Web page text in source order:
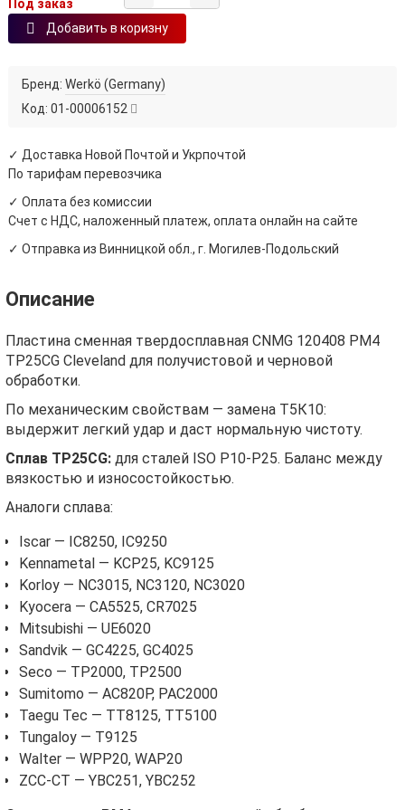
Под заказ
Добавить в коризну
Бренд: Werkö (Germany)
Код: 01-00006152
✓ Доставка Новой Почтой и Укрпочтой
По тарифам перевозчика
✓ Оплата без комиссии
Счет с НДС, наложенный платеж, оплата онлайн на сайте
✓ Отправка из Винницкой обл., г. Могилев-Подольский
Описание
Пластина сменная твердосплавная CNMG 120408 PM4
TP25CG Cleveland для получистовой и черновой
обработки.
По механическим свойствам — замена Т5К10:
выдержит легкий удар и даст нормальную чистоту.
Сплав TP25CG: для сталей ISO P10-P25. Баланс между
вязкостью и износостойкостью.
Аналоги сплава:
Iscar — IC8250, IC9250
Kennametal — KCP25, KC9125
Korloy — NC3015, NC3120, NC3020
Kyocera — CA5525, CR7025
Mitsubishi — UE6020
Sandvik — GC4225, GC4025
Seco — TP2000, TP2500
Sumitomo — AC820P, PAC2000
Taegu Tec — TT8125, TT5100
Tungaloy — T9125
Walter — WPP20, WAP20
ZCC-CT — YBC251, YBC252